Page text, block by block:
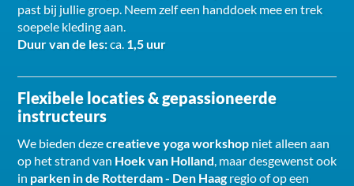
past bij jullie groep. Neem zelf een handdoek mee en trek
soepele kleding aan.
Duur van de les:ca. 1,5 uur
Flexibele locaties & gepassioneerde
instructeurs
We bieden dezecreatieve yoga workshop niet alleen aan
op het strand van Hoek van Holland, maar desgewenst ook
in parken in de Rotterdam - Den Haagregio of op een